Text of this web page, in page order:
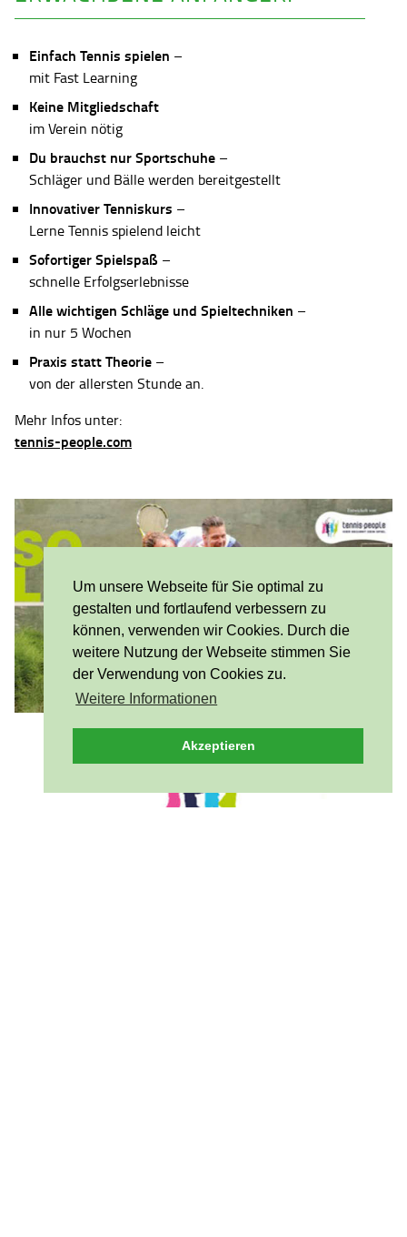
Um unsere Webseite für Sie optimal zu
gestalten und fortlaufend verbessern zu
können, verwenden wir Cookies. Durch die
weitere Nutzung der Webseite stimmen Sie
der Verwendung von Cookies zu.
Weitere Informationen
Akzeptieren
Einfach Tennis spielen –
mit Fast Learning
Keine Mitgliedschaft
im Verein nötig
Du brauchst nur Sportschuhe –
Schläger und Bälle werden bereitgestellt
Innovativer Tenniskurs –
Lerne Tennis spielend leicht
Sofortiger Spielspaß –
schnelle Erfolgserlebnisse
Alle wichtigen Schläge und Spieltechniken –
in nur 5 Wochen
Praxis statt Theorie –
von der allersten Stunde an.
Mehr Infos unter:
tennis-people.com